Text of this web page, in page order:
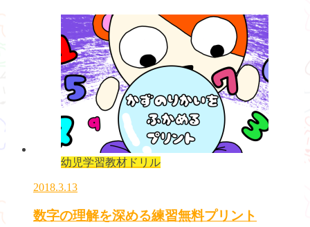
幼児学習教材ドリル
2018.3.13
数字の理解を深める練習無料プリント